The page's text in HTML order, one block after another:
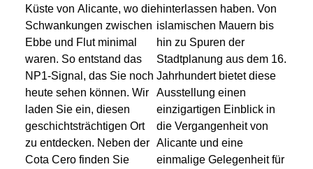
Küste von Alicante, wo die
Schwankungen zwischen
Ebbe und Flut minimal
waren. So entstand das
NP1-Signal, das Sie noch
heute sehen können. Wir
laden Sie ein, diesen
geschichtsträchtigen Ort
zu entdecken. Neben der
Cota Cero finden Sie
hinterlassen haben. Von
islamischen Mauern bis
hin zu Spuren der
Stadtplanung aus dem 16.
Jahrhundert bietet diese
Ausstellung einen
einzigartigen Einblick in
die Vergangenheit von
Alicante und eine
einmalige Gelegenheit für